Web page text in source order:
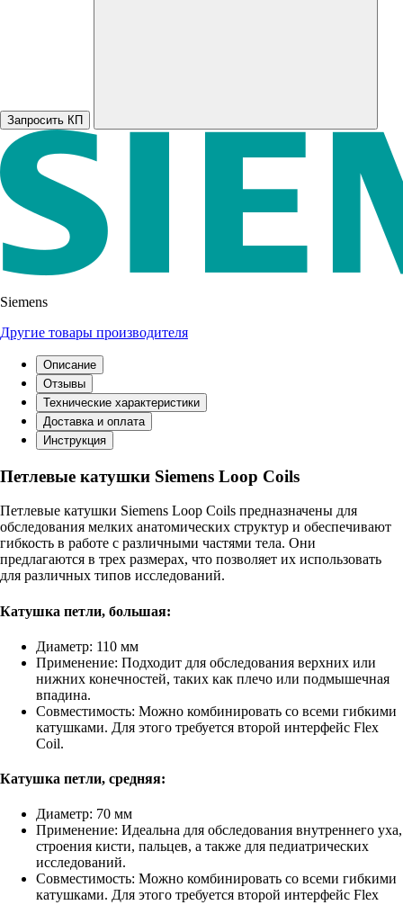
Запросить КП
Siemens
Другие товары производителя
Описание
Отзывы
Технические характеристики
Доставка и оплата
Инструкция
Петлевые катушки Siemens Loop Coils
Петлевые катушки Siemens Loop Coils предназначены для
обследования мелких анатомических структур и обеспечивают
гибкость в работе с различными частями тела. Они
предлагаются в трех размерах, что позволяет их использовать
для различных типов исследований.
Катушка петли, большая:
Диаметр: 110 мм
Применение: Подходит для обследования верхних или
нижних конечностей, таких как плечо или подмышечная
впадина.
Совместимость: Можно комбинировать со всеми гибкими
катушками. Для этого требуется второй интерфейс Flex
Coil.
Катушка петли, средняя:
Диаметр: 70 мм
Применение: Идеальна для обследования внутреннего уха,
строения кисти, пальцев, а также для педиатрических
исследований.
Совместимость: Можно комбинировать со всеми гибкими
катушками. Для этого требуется второй интерфейс Flex